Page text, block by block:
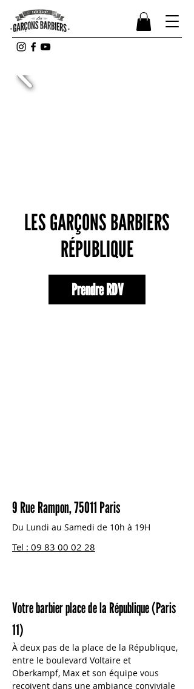
LES GARÇONS BARBIERS
RÉPUBLIQUE
Prendre RDV
9 Rue Rampon, 75011 Paris
Du Lundi au Samedi de 10h à 19H
Tel : 09 83 00 02 28
Votre barbier place de la République (Paris
11)
À deux pas de la place de la République,
entre le boulevard Voltaire et
Oberkampf, Max et son équipe vous
reçoivent dans une ambiance conviviale